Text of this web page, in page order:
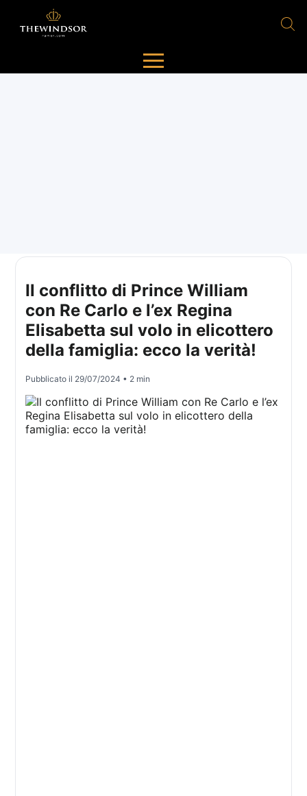
Il conflitto di Prince William
con Re Carlo e l’ex Regina
Elisabetta sul volo in elicottero
della famiglia: ecco la verità!
Pubblicato il 29/07/2024 • 2 min